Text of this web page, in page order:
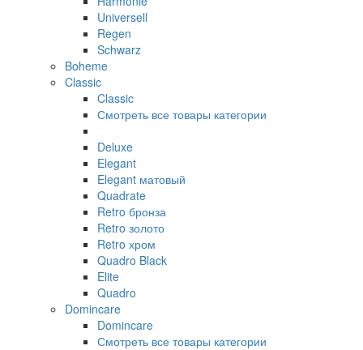
Universell
Regen
Schwarz
Boheme
Classic
Classic
Смотреть все товары категории
Deluxe
Elegant
Elegant матовый
Quadrate
Retro бронза
Retro золото
Retro хром
Quadro Black
Elite
Quadro
Domincare
Domincare
Смотреть все товары категории